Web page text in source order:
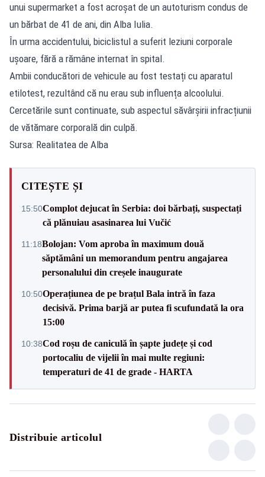
unui supermarket a fost acroșat de un autoturism condus de
un bărbat de 41 de ani, din Alba Iulia.
În urma accidentului, biciclistul a suferit leziuni corporale
ușoare, fără a rămâne internat în spital.
Ambii conducători de vehicule au fost testați cu aparatul
etilotest, rezultând că nu erau sub influența alcoolului.
Cercetările sunt continuate, sub aspectul săvârșirii infracțiunii
de vătămare corporală din culpă.
Sursa: Realitatea de Alba
CITEȘTE ȘI
15:50Complot dejucat în Serbia: doi bărbați, suspectați
că plănuiau asasinarea lui Vučić
11:18Bolojan: Vom aproba în maximum două
săptămâni un memorandum pentru angajarea
personalului din creșele inaugurate
10:50Operațiunea de pe brațul Bala intră în faza
decisivă. Prima barjă ar putea fi scufundată la ora
15:00
10:38Cod roșu de caniculă în șapte județe și cod
portocaliu de vijelii în mai multe regiuni:
temperaturi de 41 de grade - HARTA
Distribuie articolul